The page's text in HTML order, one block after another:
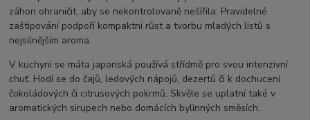
záhon ohraničit, aby se nekontrolovaně nešířila. Pravidelné
zaštipování podpoří kompaktní růst a tvorbu mladých listů s
nejsilnějším aroma.
V kuchyni se máta japonská používá střídmě pro svou intenzivní
chuť. Hodí se do čajů, ledových nápojů, dezertů či k dochucení
čokoládových či citrusových pokrmů. Skvěle se uplatní také v
aromatických sirupech nebo domácích bylinných směsích.